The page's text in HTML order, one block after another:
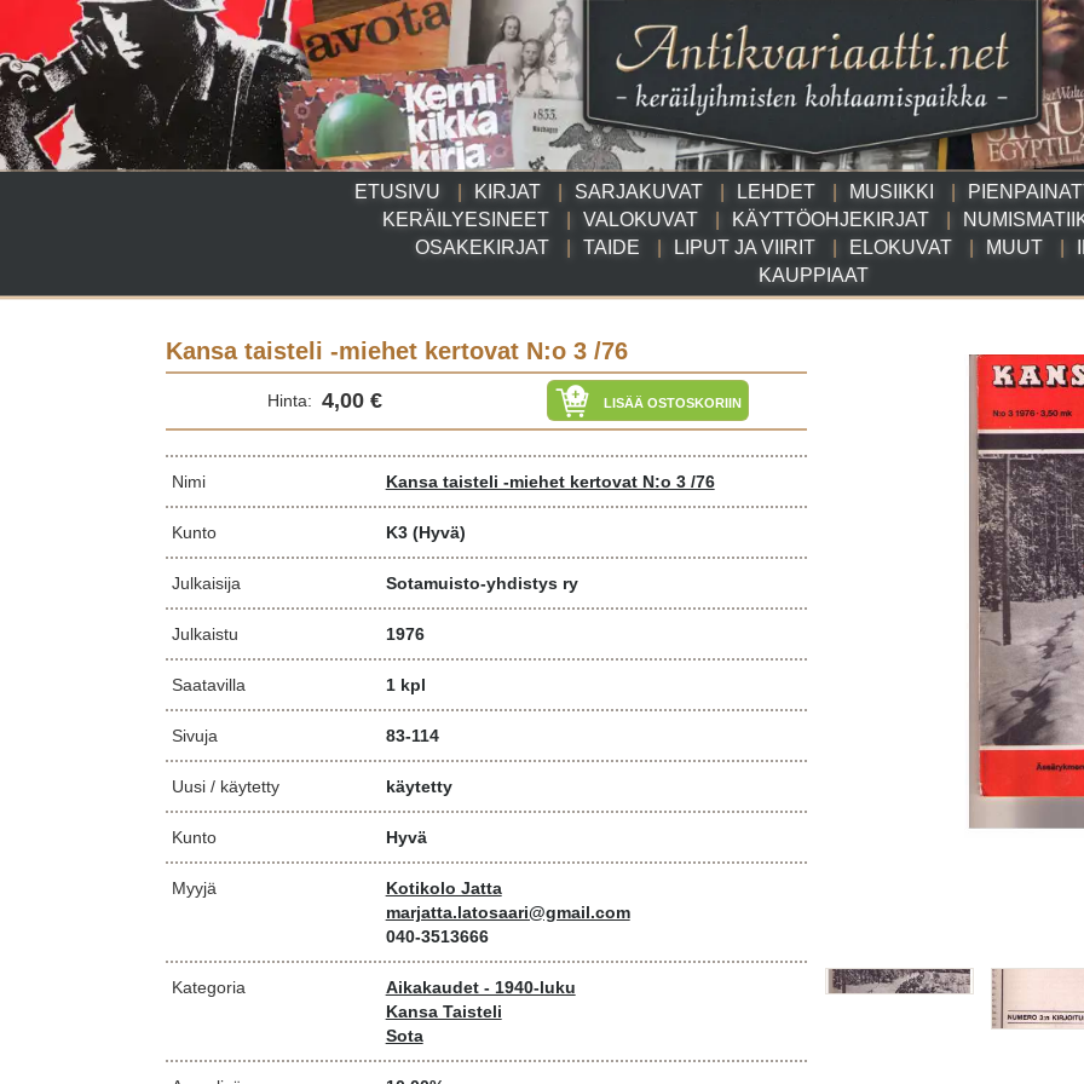
ETUSIVU KIRJAT SARJAKUVAT LEHDET MUSIIKKI
KERÄILYESINEET
VALOKUVAT KÄYTTÖOHJEKIRJAT
OSAKEKIRJAT
TAIDE LIPUT JA VIIRIT ELOKUVAT MUUT
KAUPPIAAT
Kansa taisteli -miehet kertovat N:o 3 /76
Hinta: 4,00 € LISÄÄ OSTOSKORIIN
Nimi Kansa taisteli -miehet kertovat N:o 3 /76
Kunto K3 (Hyvä)
Julkaisija Sotamuisto-yhdistys ry
Julkaistu 1976
Saatavilla 1 kpl
Sivuja 83-114
Uusi / käytetty käytetty
Kunto Hyvä
Myyjä
Kotikolo Jatta
marjatta.latosaari@gmail.com
040-3513666
Kategoria
Aikakaudet - 1940-luku
Kansa Taisteli
Sota